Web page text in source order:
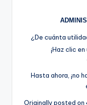
¿De cuánta
¡Haz clic
Hasta ahora, ¡no
Originally posted on